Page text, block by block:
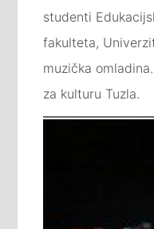
studenti
fakulteta,
muzička
za kulturu Tuzla.